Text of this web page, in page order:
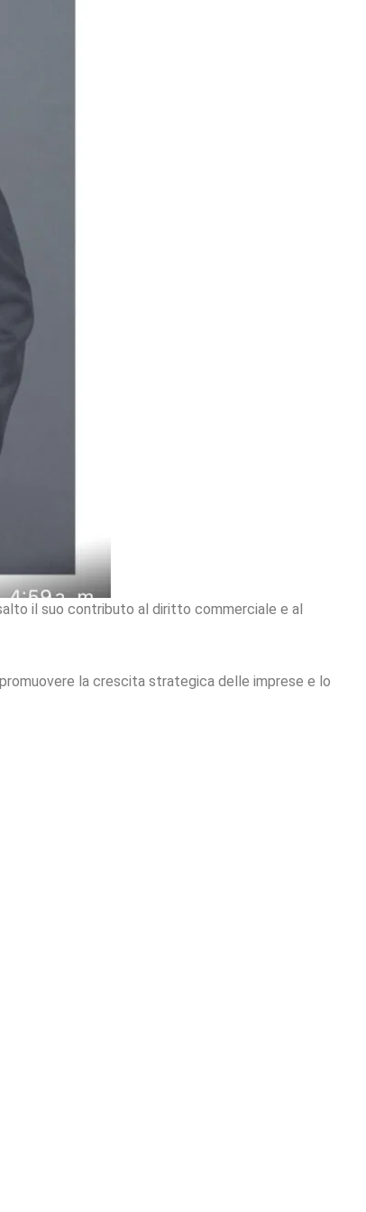
il suo contributo al diritto commerciale e al
la crescita strategica delle imprese e lo